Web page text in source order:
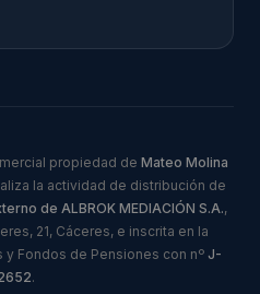
propiedad de Mateo Molina
la actividad de distribución de
de ALBROK MEDIACIÓN S.A.,
21, Cáceres, e inscrita en la
y Fondos de Pensiones con nº J-
.